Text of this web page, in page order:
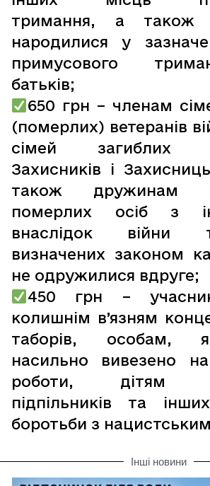
тримання, а також
народилися у
примусового
батьків;
650 грн – членам
(померлих) ветеранів
сімей загиблих
Захисників і
також дружинам
померлих осіб з
внаслідок війни
визначених законом
не одружилися вдруге;
450 грн –
колишнім в’язням
таборів, особам,
насильно вивезено
роботи, дітям
підпільників та
боротьби з
Інші новини